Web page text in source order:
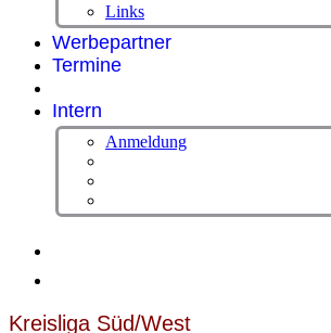
Links
Werbepartner
Termine
Intern
Anmeldung
Kreisliga Süd/West